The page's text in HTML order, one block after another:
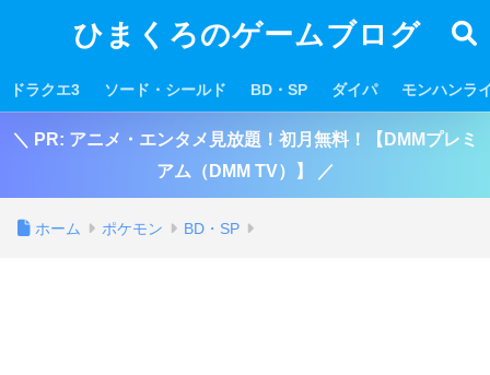
ひまくろのゲームブログ
ドラクエ3 ソード・シールド BD・SP ダイパ モンハンラ
＼ PR: アニメ・エンタメ見放題！初月無料！【DMMプレミ
アム（DMM TV）】 ／
ホーム ポケモン BD・SP